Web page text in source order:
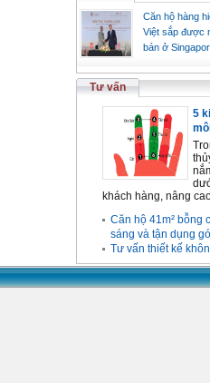
Căn hộ hàng
Việt sắp được
bán ở
Tư vấn
5
khách hàng, nâng
Căn hộ 41m² bỗng
sáng và tận dụng
Tư vấn thiết kế